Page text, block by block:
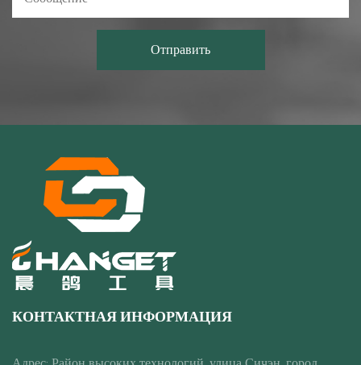
КОНТАКТНАЯ ИНФОРМАЦИЯ